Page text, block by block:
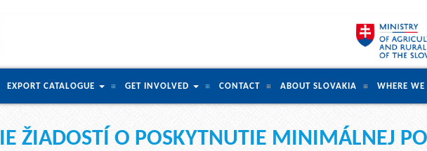
EXPORT CATALOGUE GET INVOLVED CONTACT ABOUT SLOVAKIA WHERE
ŽIADOSTÍ O POSKYTNUTIE MINIMÁLNEJ